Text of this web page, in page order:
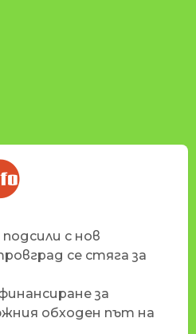
с нов
се стяга за
за
обходен път на